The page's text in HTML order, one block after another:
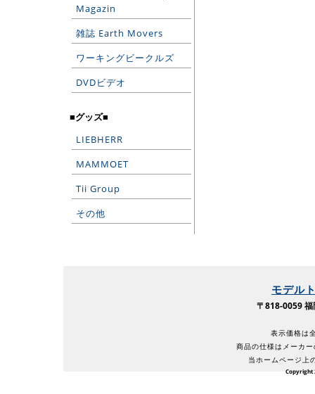
Magazin
雑誌 Earth Movers
ワーキングビークルズ
DVDビデオ
■グッズ■
LIEBHERR
MAMMOET
Tii Group
その他
モデル
〒818-0059
表示価格は
商品の仕様はメーカ
当ホームページ上
Copyright